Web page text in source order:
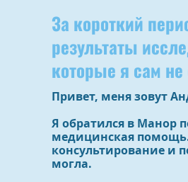
За короткий
результаты
которые я сам
Привет, меня зовут
Я обратился в Манор
медицинская
консультирование и
могла.